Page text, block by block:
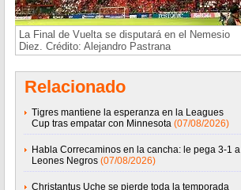
La Final de Vuelta se disputará en el Nemesio
Diez. Crédito: Alejandro Pastrana
Relacionado
Tigres mantiene la esperanza en la Leagues
Cup tras empatar con Minnesota (07/08/2026)
Habla Correcaminos en la cancha: le pega 3-1 a
Leones Negros (07/08/2026)
Christantus Uche se pierde toda la temporada